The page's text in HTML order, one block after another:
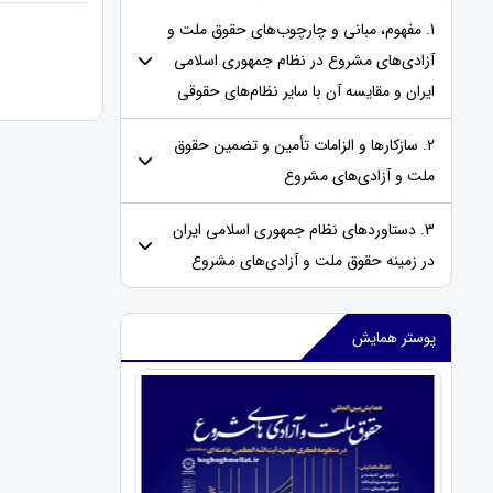
1. مفهوم، مبانی و چارچوب‌های حقوق ملت و
آزادی‌های مشروع در نظام جمهوری اسلامی
ایران و مقایسه‌ آن با سایر نظام‌های حقوقی
2. سازکارها و الزامات تأمین و تضمین حقوق
ملت و آزادی‌های مشروع
3. دستاوردهای نظام جمهوری اسلامی ایران
در زمینه حقوق ملت و آزادی‌های مشروع
پوستر همایش